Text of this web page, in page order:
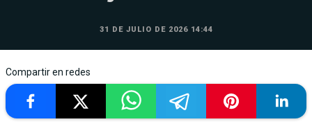
31 DE JULIO DE 2026 14:44
Compartir en redes